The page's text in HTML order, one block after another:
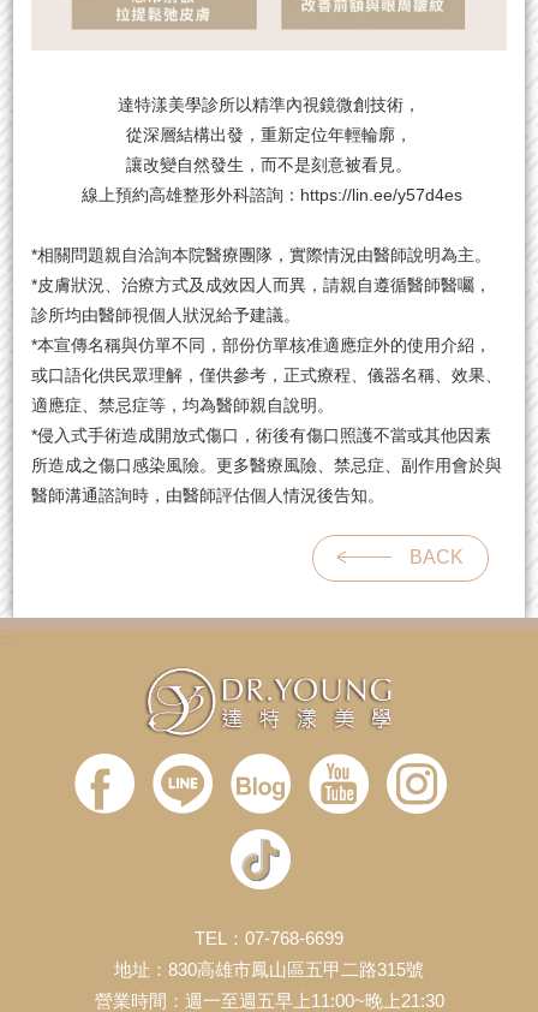
達特漾美學診所以精準內視鏡微創技術，
從深層結構出發，重新定位年輕輪廓，
讓改變自然發生，而不是刻意被看見。
線上預約高雄整形外科諮詢： https://lin.ee/y57d4es
*相關問題親自洽詢本院醫療團隊，實際情況由醫師說明為主。
*皮膚狀況、治療方式及成效因人而異，請親自遵循醫師醫囑，
診所均由醫師視個人狀況給予建議。
*本宣傳名稱與仿單不同，部份仿單核准適應症外的使用介紹，
或口語化供民眾理解，僅供參考，正式療程、儀器名稱、效果、
適應症、禁忌症等，均為醫師親自說明。
*侵入式手術造成開放式傷口，術後有傷口照護不當或其他因素
所造成之傷口感染風險。更多醫療風險、禁忌症、副作用會於與
醫師溝通諮詢時，由醫師評估個人情況後告知。
BACK
TEL：07-768-6699
地址：830高雄市鳳山區五甲二路315號
營業時間：週一至週五早上11:00~晚上21:30